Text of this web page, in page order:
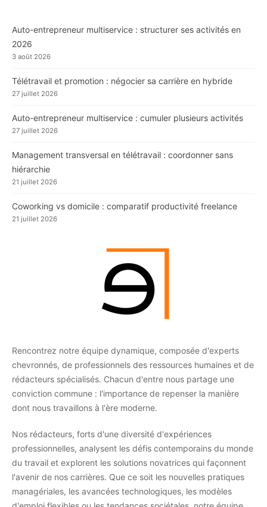
Auto-entrepreneur multiservice : structurer ses activités en
2026
3 août 2026
Télétravail et promotion : négocier sa carrière en hybride
27 juillet 2026
Auto-entrepreneur multiservice : cumuler plusieurs activités
27 juillet 2026
Management transversal en télétravail : coordonner sans
hiérarchie
21 juillet 2026
Coworking vs domicile : comparatif productivité freelance
21 juillet 2026
Rencontrez notre équipe dynamique, composée d'experts
chevronnés, de professionnels des ressources humaines et de
rédacteurs spécialisés. Chacun d'entre nous partage une
conviction commune : l'importance de repenser la manière
dont nous travaillons à l'ère moderne.
Nos rédacteurs, forts d'une diversité d'expériences
professionnelles, analysent les défis contemporains du monde
du travail et explorent les solutions novatrices qui façonnent
l'avenir de nos carrières. Que ce soit les nouvelles pratiques
managériales, les avancées technologiques, les modèles